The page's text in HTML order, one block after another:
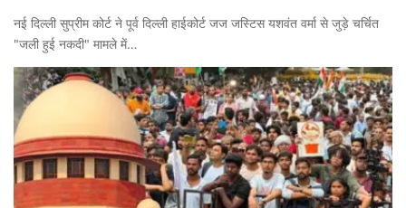
नई दिल्ली सुप्रीम कोर्ट ने पूर्व दिल्ली हाईकोर्ट जज जस्टिस यशवंत वर्मा से जुड़े चर्चित
"जली हुई नकदी" मामले में…